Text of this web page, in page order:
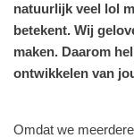
natuurlijk veel lol
betekent. Wij
maken. Daarom
ontwikkelen van
Omdat we